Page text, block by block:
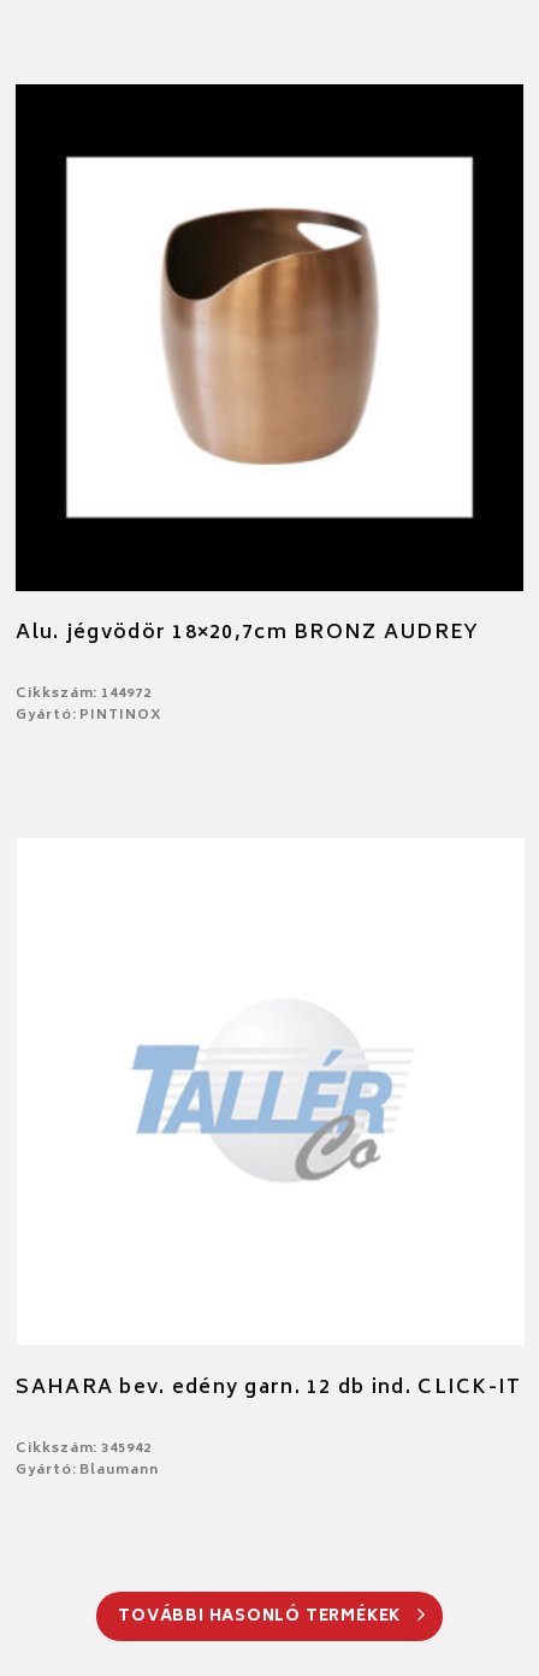
Alu. jégvödör 18×20,7cm BRONZ AUDREY
Cikkszám: 144972
Gyártó: PINTINOX
SAHARA bev. edény garn. 12 db ind. CLICK-IT
Cikkszám: 345942
Gyártó: Blaumann
TOVÁBBI HASONLÓ TERMÉKEK